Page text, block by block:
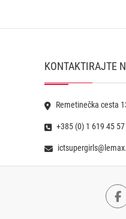
KONTAKTIRAJTE
Remetinečka cesta
+385 (0) 1 619 45 57